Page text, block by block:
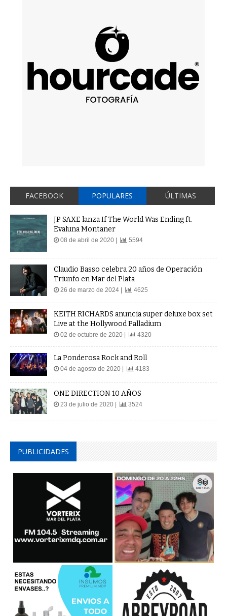
FACEBOOK POPULARES ÚLTIMAS
JP SAXE lanza If The World Was Ending ft.
Evaluna Montaner
08 de abril de 2020 | 5594
Claudio Basso celebra 20 años de Operación
Triunfo en Mar del Plata
26 de marzo de 2024 | 4625
KEITH RICHARDS anuncia super deluxe box set
Live at the Hollywood Palladium
02 de octubre de 2020 | 4320
La Ponderosa Rock and Roll
04 de agosto de 2020 | 4183
ONE DIRECTION 10 AÑOS
23 de julio de 2020 | 3524
PUBLICIDADES